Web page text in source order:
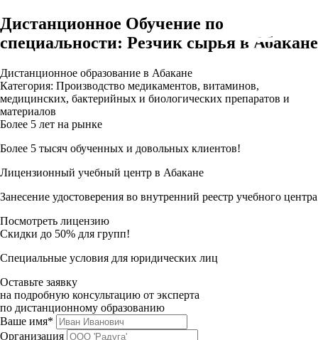
Дистанционное Обучение по
специальности: Резчик сырья в Абакане
Дистанционное образование в Абакане
Категория: Производство медикаментов, витаминов,
медицинских, бактерийных и биологических препаратов и
материалов
Более 5 лет на рынке
Более 5 тысяч обученных и довольных клиентов!
Лицензионный учебный центр в Абакане
Занесение удостоверения во внутренний реестр учебного центра
Посмотреть лицензию
Скидки до 50% для групп!
Специальные условия для юридических лиц
Оставьте заявку
на подробную консультацию от эксперта
по дистанционному образованию
Ваше имя*
Организация